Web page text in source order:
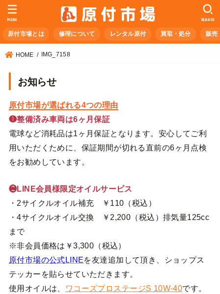
原付市場とは 修理について レンタル原付 買取・処分 販売
SEARCH
MENU
HOME IMG_7158
お知らせ
原付市場が選ばれる4つの理由
❶整備済み車両は6ヶ月保証
電球など消耗品は1ヶ月保証となります。安心してご利
用いただくために、保証期間が切れる直前の6ヶ月点検
をお勧めしています。
❷LINE会員様限定オイルサービス
・2サイクルオイル補充 ￥110（税込）
・4サイクルオイル交換 ￥2,200（税込）排気量125cc
まで
※非会員価格は￥3,300（税込）
原付市場の公式LINEを友達追加して頂き、ショップス
テッカーを貼らせていただきます。
使用オイルは、
ワコーズプロステージS 10W-40です。